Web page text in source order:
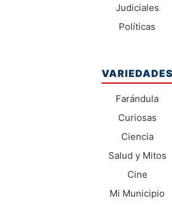
Judiciales
Políticas
VARIEDADES
Farándula
Curiosas
Ciencia
Salud y Mitos
Cine
Mi Municipio